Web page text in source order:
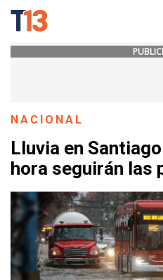
NACIONAL
Lluvia en
hora seguirán las